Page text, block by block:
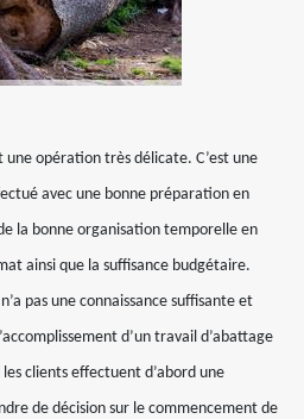
une opération très délicate. C’est une
avec une bonne préparation en
la bonne organisation temporelle en
ainsi que la suffisance budgétaire.
pas une connaissance suffisante et
d’un travail d’abattage
clients effectuent d’abord une
de décision sur le commencement de